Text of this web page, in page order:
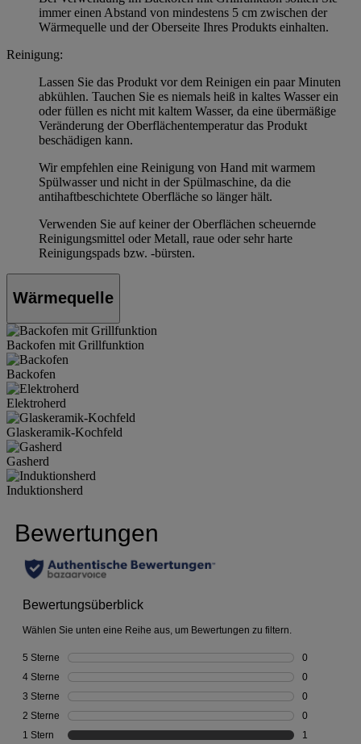
immer einen Abstand von mindestens 5 cm zwischen der
Wärmequelle und der Oberseite Ihres Produkts einhalten.
Reinigung:
Lassen Sie das Produkt vor dem Reinigen ein paar Minuten
abkühlen. Tauchen Sie es niemals heiß in kaltes Wasser ein
oder füllen es nicht mit kaltem Wasser, da eine übermäßige
Veränderung der Oberflächentemperatur das Produkt
beschädigen kann.
Wir empfehlen eine Reinigung von Hand mit warmem
Spülwasser und nicht in der Spülmaschine, da die
antihaftbeschichtete Oberfläche so länger hält.
Verwenden Sie auf keiner der Oberflächen scheuernde
Reinigungsmittel oder Metall, raue oder sehr harte
Reinigungspads bzw. -bürsten.
Wärmequelle
Backofen mit Grillfunktion
Backofen
Elektroherd
Glaskeramik-Kochfeld
Gasherd
Induktionsherd